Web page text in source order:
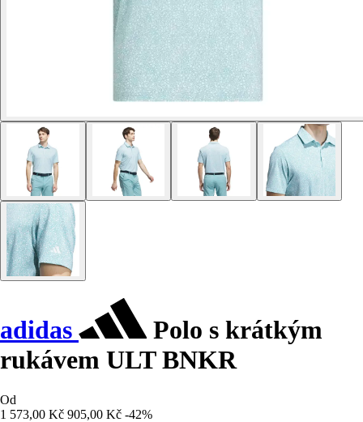
adidas
Polo s krátkým
rukávem ULT BNKR
Od
1 573,00 Kč 905,00 Kč -42%